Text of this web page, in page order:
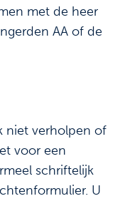
met de heer
AA of de
niet verholpen of
voor een
schriftelijk
U